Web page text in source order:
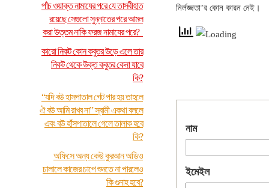
পাঁচ ওয়াক্ত নামাযের পরে যে তাসবীহাত
রয়েছে সেগুলো সুন্নাতের পরে আমল
করা উত্তম নাকি ফরজ নামাযের পরে?
কারো নিকট কোন কবুতর উড়ে এলে তার
নিকট থেকে উক্ত কবুতর কেনা যাবে
কি?
“যদি বউ হাসপাতাল গেট পার হয় তাহলে
ঐ বউ আমি রাখব না” স্বামী একথা বললে
এবং বউ হাঁসপাতালে গেলে তালাক হবে
কি?
অফিসে অন্য কেউ কুরআন অডিও
চালালে কাজের চাপে শুনতে না পারলেও
কি গুনাহ হবে?
নির্লজ্জতা’র কোন কারন নেই।
নাম
ইমেইল